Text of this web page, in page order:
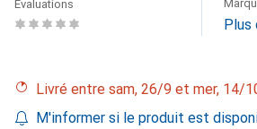
Évaluations
Plus
Livré entre sam, 26/9 et mer, 14/
M'informer si le produit est